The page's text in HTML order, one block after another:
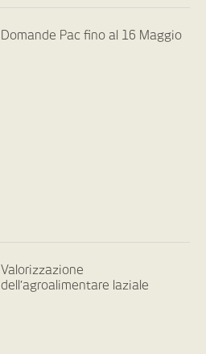
Domande Pac fino al 16 Maggio
Valorizzazione
dell’agroalimentare laziale